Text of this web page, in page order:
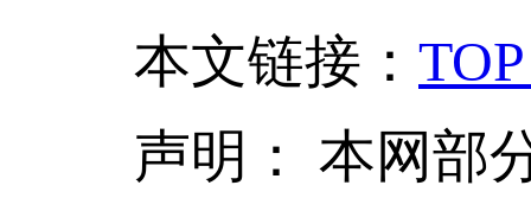
本文链接 ：
声明： 本网部